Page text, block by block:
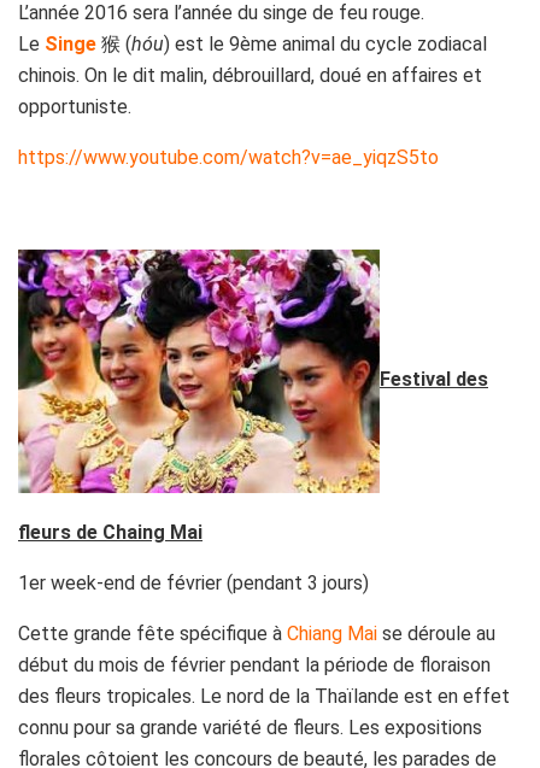
L’année 2016 sera l’année du singe de feu rouge.
Le Singe 猴 (hóu) est le 9ème animal du cycle zodiacal
chinois. On le dit malin, débrouillard, doué en affaires et
opportuniste.
https://www.youtube.com/watch?v=ae_yiqzS5to
Festival des
fleurs de Chaing Mai
1er week-end de février (pendant 3 jours)
Cette grande fête spécifique à Chiang Mai se déroule au
début du mois de février pendant la période de floraison
des fleurs tropicales. Le nord de la Thaïlande est en effet
connu pour sa grande variété de fleurs. Les expositions
florales côtoient les concours de beauté, les parades de